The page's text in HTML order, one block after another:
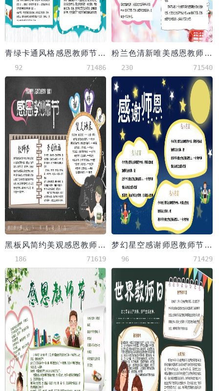
青绿卡通风格感恩教师节手抄报
92 71486
粉兰色清新唯美感恩教师节小报手抄报
230 71540
黑板风简约美观感恩教师节手抄报Word模板
186 71619
梦幻星空感谢师恩教师节手抄报
96 71429